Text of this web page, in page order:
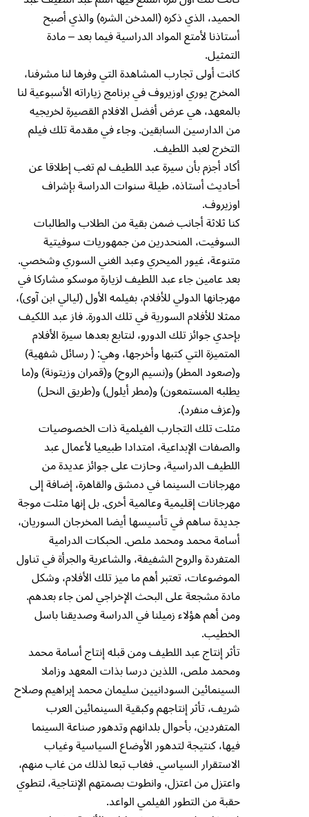
الحميد، الذي ذكره (المدخن الشره) والذي أصبح
أستاذنا لأمتع المواد الدراسية فيما بعد – مادة
التمثيل.
كانت أولى تجارب المشاهدة التي وفرها لنا مشرفنا،
المخرج يوري اوزيروف في برنامج زياراته الأسبوعية لنا
بالمعهد، هي عرض أفضل الافلام القصيرة لخريجيه
من الدارسين السابقين. وجاء في مقدمة تلك فيلم
التخرج لعبد اللطيف.
أكاد أجزم بأن سيرة عبد اللطيف لم تغب إطلاقا عن
أحاديث أستاذه، طيلة سنوات الدراسة بإشراف
اوزيروف.
كنا ثلاثة أجانب ضمن بقية من الطلاب والطالبات
السوفيت، المنحدرين من جمهوريات سوفيتية
متنوعة، غيور الميحري وعبد الغني السوري وشخصي.
بعد عامين جاء عبد اللطيف لزيارة موسكو مشاركا في
مهرجانها الدولي للأفلام، بفيلمه الأول (ليالي ابن آوى)،
ممثلا للأفلام السورية في تلك الدورة. فاز عبد اللكيف
بإحدي جوائز تلك الدورو، لنتابع بعدها سيرة الأفلام
المتميزة التي كتبها وأخرجها، وهي: ( رسائل شفهية)
و(صعود المطر) و(نسيم الروح) و(قمران وزيتونة) و(ما
يطلبه المستمعون) و(مطر أيلول) و(طريق النحل)
و(عزف منفرد).
مثلت تلك التجارب الفيلمية ذات الخصوصيات
والصفات الإبداعية، امتدادا طبيعيا لأعمال عبد
اللطيف الدراسية، وحازت على جوائز عديدة من
مهرجانات السينما في دمشق والقاهرة، إضافة إلى
مهرجانات إقليمية وعالمية أخرى. بل إنها مثلت موجة
جديدة ساهم في تأسيسها أيضا المخرجان السوريان،
أسامة محمد ومحمد ملص. الحبكات الدرامية
المتفردة والروح الشفيفة، والشاعرية والجرأة في تناول
الموضوعات، تعتبر أهم ما ميز تلك الأفلام، وشكل
مادة مشجعة على البحث الإخراجي لمن جاء بعدهم.
ومن أهم هؤلاء زميلنا في الدراسة وصديقنا باسل
الخطيب.
تأثر إنتاج عبد اللطيف ومن قبله إنتاج أسامة محمد
ومحمد ملص، اللذين درسا بذات المعهد وزاملا
السينمائين السودانيين سليمان محمد إبراهيم وصلاح
شريف، تأثر إنتاجهم وكبقية السينمائين العرب
المتفردين، بأحوال بلدانهم وتدهور صناعة السينما
فيها، كنتيجة لتدهور الأوضاع السياسية وغياب
الاستقرار السياسي. فغاب تبعا لذلك من غاب منهم،
واعتزل من اعتزل، وانطوت بصمتهم الإنتاجية، لتطوي
حقبة من التطور الفيلمي الواعد.